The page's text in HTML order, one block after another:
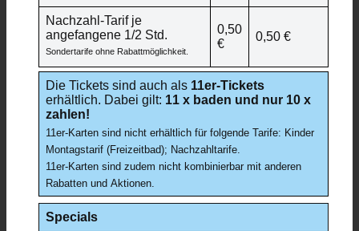
Nachzahl-Tarif je
angefangene 1/2 Std.
Sondertarife ohne Rabattmöglichkeit.
0,50
€
0,50 €
Die Tickets sind auch als 11er-Tickets
erhältlich. Dabei gilt: 11 x baden und nur 10 x
zahlen!
11er-Karten sind nicht erhältlich für folgende Tarife: Kinder
Montagstarif (Freizeitbad); Nachzahltarife.
11er-Karten sind zudem nicht kombinierbar mit anderen
Rabatten und Aktionen.
Specials